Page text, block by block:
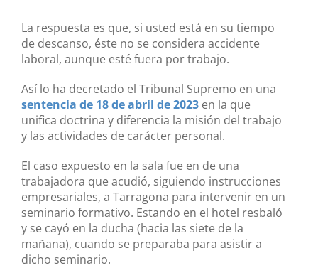
La respuesta es que, si usted está en su tiempo
de descanso, éste no se considera accidente
laboral, aunque esté fuera por trabajo.
Así lo ha decretado el Tribunal Supremo en una
sentencia de 18 de abril de 2023 en la que
unifica doctrina y diferencia la misión del trabajo
y las actividades de carácter personal.
El caso expuesto en la sala fue en de una
trabajadora que acudió, siguiendo instrucciones
empresariales, a Tarragona para intervenir en un
seminario formativo. Estando en el hotel resbaló
y se cayó en la ducha (hacia las siete de la
mañana), cuando se preparaba para asistir a
dicho seminario.